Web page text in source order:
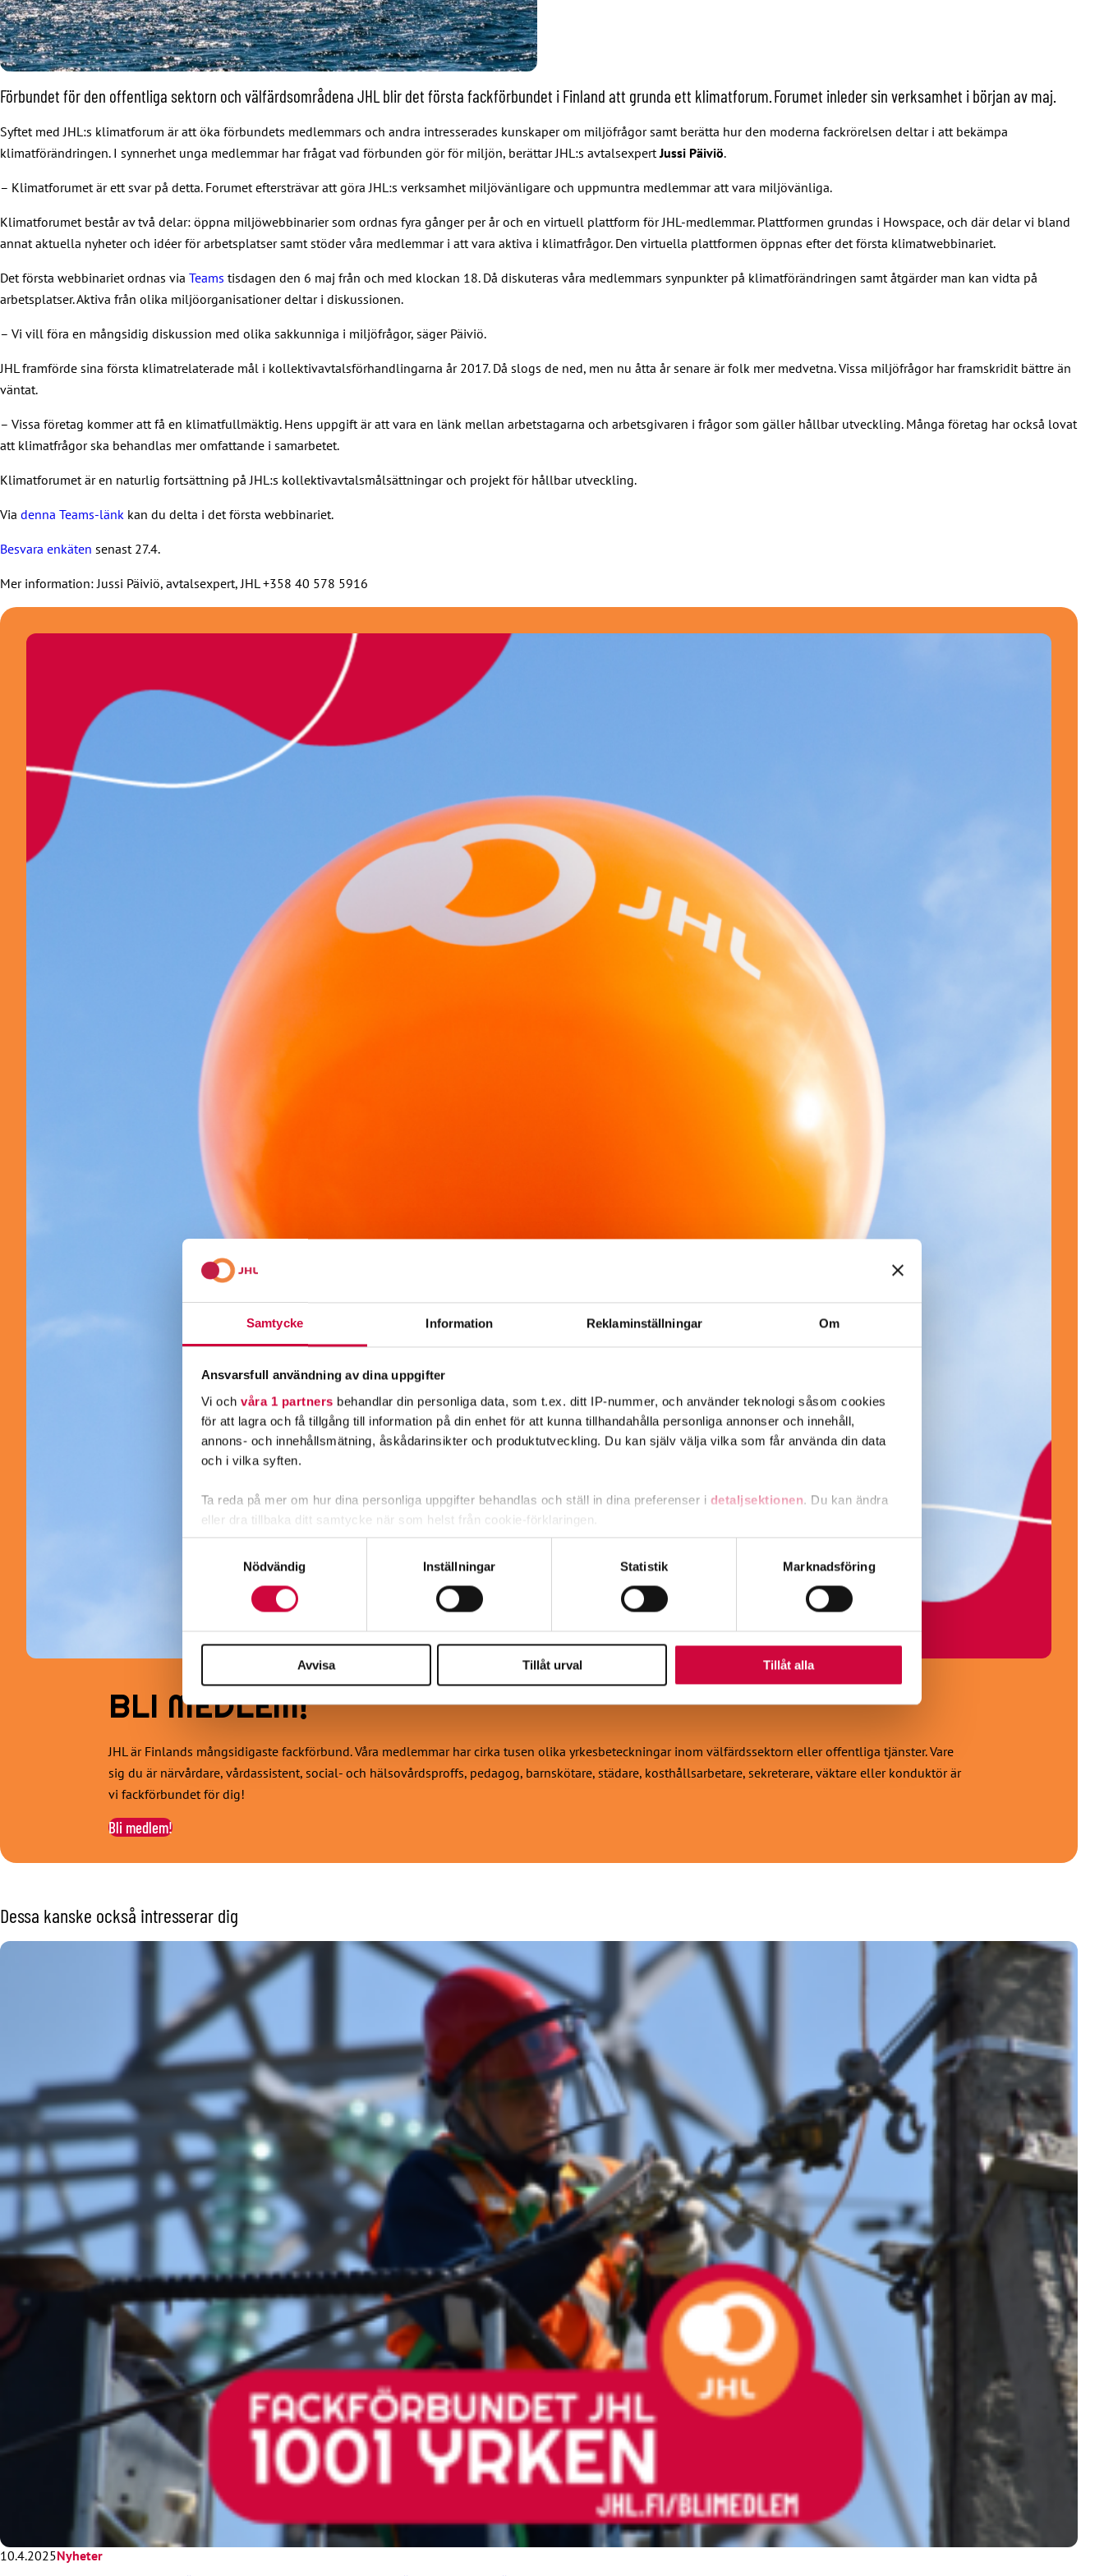
Samtycke Information Reklaminställningar Om
Ansvarsfull användning av dina uppgifter
Vi och våra 1 partners behandlar din personliga data, som t.ex. ditt IP-nummer, och använder teknologi såsom cookies
för att lagra och få tillgång till information på din enhet för att kunna tillhandahålla personliga annonser och innehåll,
annons- och innehållsmätning, åskådarinsikter och produktutveckling. Du kan själv välja vilka som får använda din data
och i vilka syften.
Ta reda på mer om hur dina personliga uppgifter behandlas och ställ in dina preferenser i detaljsektionen. Du kan ändra
eller dra tillbaka ditt samtycke när som helst från cookie-förklaringen.
Vi använder enhetsidentifierare för att anpassa innehållet och annonserna till användarna, tillhandahålla funktioner för
sociala medier och analysera vår trafik. Vi vidarebefordrar även sådana identifierare och annan information från din enhet
till de sociala medier och annons- och analysföretag som vi samarbetar med. Dessa kan i sin tur kombinera informationen
Nödvändig
Inställningar Statistik Marknadsföring
Avvisa Tillåt urval Tillåt alla
Förbundet för den offentliga sektorn och välfärdsområdena JHL blir det första fackförbundet i Finland att grunda ett klimatforum. Forumet inleder sin verksamhet i början av maj.
Syftet med JHL:s klimatforum är att öka förbundets medlemmars och andra intresserades kunskaper om miljöfrågor samt berätta hur den moderna fackrörelsen deltar i att bekämpa
klimatförändringen. I synnerhet unga medlemmar har frågat vad förbunden gör för miljön, berättar JHL:s avtalsexpert Jussi Päiviö.
– Klimatforumet är ett svar på detta. Forumet eftersträvar att göra JHL:s verksamhet miljövänligare och uppmuntra medlemmar att vara miljövänliga.
Klimatforumet består av två delar: öppna miljöwebbinarier som ordnas fyra gånger per år och en virtuell plattform för JHL-medlemmar. Plattformen grundas i Howspace, och där delar vi bland
annat aktuella nyheter och idéer för arbetsplatser samt stöder våra medlemmar i att vara aktiva i klimatfrågor. Den virtuella plattformen öppnas efter det första klimatwebbinariet.
Det första webbinariet ordnas via Teams tisdagen den 6 maj från och med klockan 18. Då diskuteras våra medlemmars synpunkter på klimatförändringen samt åtgärder man kan vidta på
arbetsplatser. Aktiva från olika miljöorganisationer deltar i diskussionen.
– Vi vill föra en mångsidig diskussion med olika sakkunniga i miljöfrågor, säger Päiviö.
JHL framförde sina första klimatrelaterade mål i kollektivavtalsförhandlingarna år 2017. Då slogs de ned, men nu åtta år senare är folk mer medvetna. Vissa miljöfrågor har framskridit bättre än
väntat.
– Vissa företag kommer att få en klimatfullmäktig. Hens uppgift är att vara en länk mellan arbetstagarna och arbetsgivaren i frågor som gäller hållbar utveckling. Många företag har också lovat
att klimatfrågor ska behandlas mer omfattande i samarbetet.
Klimatforumet är en naturlig fortsättning på JHL:s kollektivavtalsmålsättningar och projekt för hållbar utveckling.
Via denna Teams-länk kan du delta i det första webbinariet.
Besvara enkäten senast 27.4.
Mer information: Jussi Päiviö, avtalsexpert, JHL +358 40 578 5916
BLI MEDLEM!
JHL är Finlands mångsidigaste fackförbund. Våra medlemmar har cirka tusen olika yrkesbeteckningar inom välfärdssektorn eller offentliga tjänster. Vare
sig du är närvårdare, vårdassistent, social- och hälsovårdsproffs, pedagog, barnskötare, städare, kosthållsarbetare, sekreterare, väktare eller konduktör är
vi fackförbundet för dig!
Bli medlem!
Dessa kanske också intresserar dig
10.4.2025Nyheter